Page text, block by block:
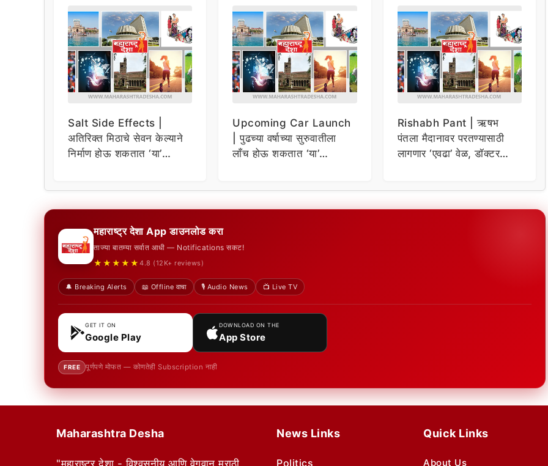
Salt Side Effects |
अतिरिक्त मिठाचे सेवन केल्याने
निर्माण होऊ शकतात ‘या’
Upcoming Car Launch
| पुढच्या वर्षाच्या सुरुवातीला
लाँच होऊ शकतात ‘या’
Rishabh Pant | ऋषभ
पंतला मैदानावर परतण्यासाठी
लागणार ‘एवढा’ वेळ, डॉक्टर
महाराष्ट्र देशा App डाउनलोड करा
ताज्या बातम्या सर्वात आधी — Notifications सकट!
★★★★★ 4.8 (12K+ reviews)
🔔 Breaking Alerts 📖 Offline वाचा 🎙️ Audio News 📺 Live TV
GET IT ON
Google Play
DOWNLOAD ON THE
App Store
FREE पूर्णपणे मोफत — कोणतेही Subscription नाही
Maharashtra Desha
"महाराष्ट्र देशा - विश्वसनीय आणि वेगवान मराठी
News Links
Politics
Quick Links
About Us